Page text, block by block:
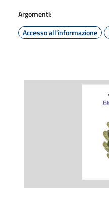
Argomenti:
Accesso all'informazione